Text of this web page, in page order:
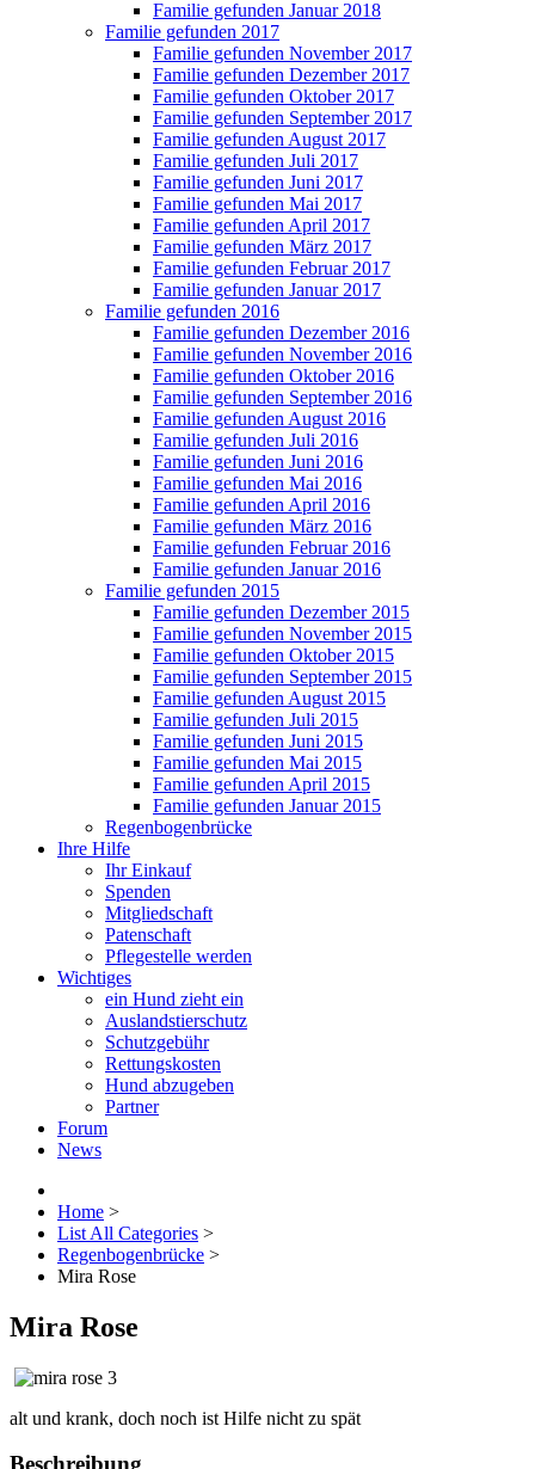
Familie gefunden Januar 2018
Familie gefunden 2017
Familie gefunden November 2017
Familie gefunden Dezember 2017
Familie gefunden Oktober 2017
Familie gefunden September 2017
Familie gefunden August 2017
Familie gefunden Juli 2017
Familie gefunden Juni 2017
Familie gefunden Mai 2017
Familie gefunden April 2017
Familie gefunden März 2017
Familie gefunden Februar 2017
Familie gefunden Januar 2017
Familie gefunden 2016
Familie gefunden Dezember 2016
Familie gefunden November 2016
Familie gefunden Oktober 2016
Familie gefunden September 2016
Familie gefunden August 2016
Familie gefunden Juli 2016
Familie gefunden Juni 2016
Familie gefunden Mai 2016
Familie gefunden April 2016
Familie gefunden März 2016
Familie gefunden Februar 2016
Familie gefunden Januar 2016
Familie gefunden 2015
Familie gefunden Dezember 2015
Familie gefunden November 2015
Familie gefunden Oktober 2015
Familie gefunden September 2015
Familie gefunden August 2015
Familie gefunden Juli 2015
Familie gefunden Juni 2015
Familie gefunden Mai 2015
Familie gefunden April 2015
Familie gefunden Januar 2015
Regenbogenbrücke
Ihre Hilfe
Ihr Einkauf
Spenden
Mitgliedschaft
Patenschaft
Pflegestelle werden
Wichtiges
ein Hund zieht ein
Auslandstierschutz
Schutzgebühr
Rettungskosten
Hund abzugeben
Partner
Forum
News
Home >
List All Categories >
Regenbogenbrücke >
Mira Rose
Mira Rose
alt und krank, doch noch ist Hilfe nicht zu spät